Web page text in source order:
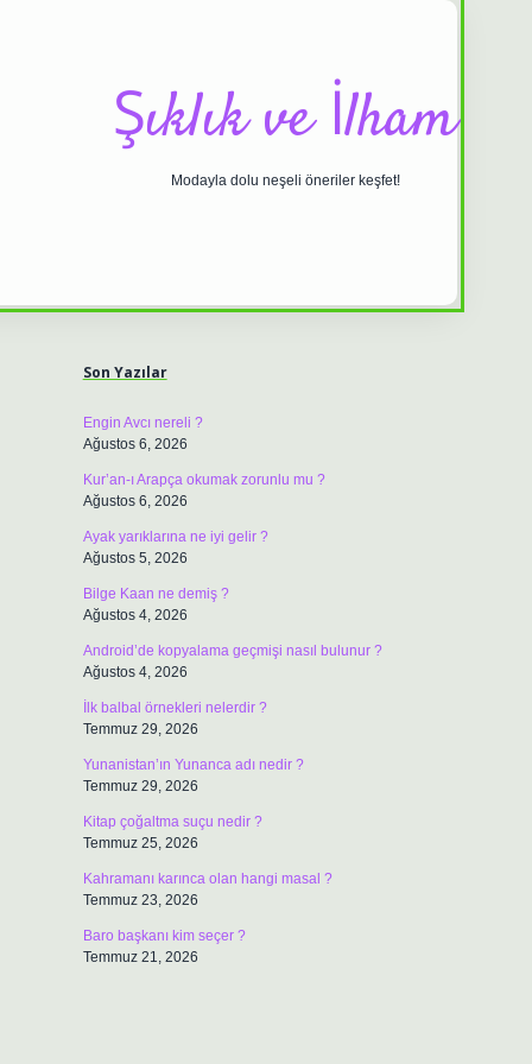
Şıklık ve İlham
Modayla dolu neşeli öneriler keşfet!
Son Yazılar
Engin Avcı nereli ?
Ağustos 6, 2026
Kur’an-ı Arapça okumak zorunlu mu ?
Ağustos 6, 2026
Ayak yarıklarına ne iyi gelir ?
Ağustos 5, 2026
Bilge Kaan ne demiş ?
Ağustos 4, 2026
Android’de kopyalama geçmişi nasıl bulunur ?
Ağustos 4, 2026
İlk balbal örnekleri nelerdir ?
Temmuz 29, 2026
Yunanistan’ın Yunanca adı nedir ?
Temmuz 29, 2026
Kitap çoğaltma suçu nedir ?
Temmuz 25, 2026
Kahramanı karınca olan hangi masal ?
Temmuz 23, 2026
Baro başkanı kim seçer ?
Temmuz 21, 2026